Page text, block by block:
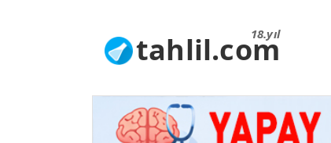
18.yıl
tahlil.com